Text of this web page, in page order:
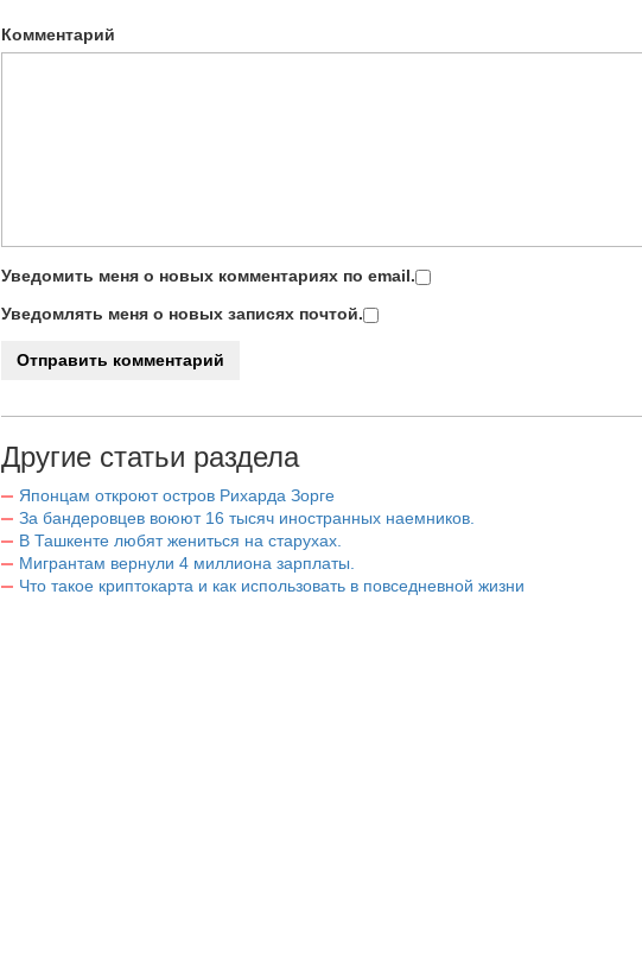
Комментарий
Уведомить меня о новых комментариях по email.
Уведомлять меня о новых записях почтой.
Другие статьи раздела
Японцам откроют остров Рихарда Зорге
За бандеровцев воюют 16 тысяч иностранных наемников.
В Ташкенте любят жениться на старухах.
Мигрантам вернули 4 миллиона зарплаты.
Что такое криптокарта и как использовать в повседневной жизни